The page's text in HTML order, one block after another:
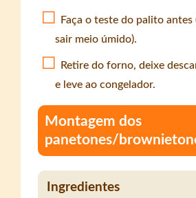
Faça o teste do palito antes
sair meio úmido).
Retire do forno, deixe
e leve ao congelador.
Montagem dos
panetones/
Ingredientes